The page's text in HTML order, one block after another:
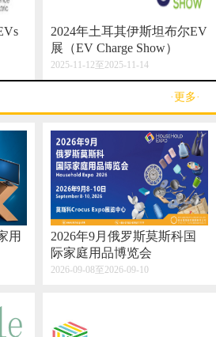
2024年土耳其伊斯坦布尔EV
展（EV Charge Show）
2025-11-12至2025-11-14
·更多·
用
2026年9月俄罗斯莫斯科国
际家庭用品博览会
2026-09-08至2026-09-10